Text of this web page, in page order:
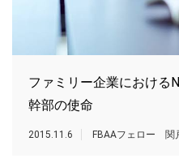
ファミリー企業における
幹部の使命
2015.11.6 FBAAフェロー 関